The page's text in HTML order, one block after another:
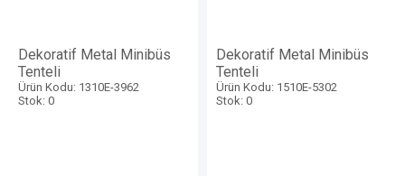
Dekoratif Metal Minibüs
Tenteli
Ürün Kodu: 1310E-3962
Stok: 0
Dekoratif Metal Minibüs
Tenteli
Ürün Kodu: 1510E-5302
Stok: 0